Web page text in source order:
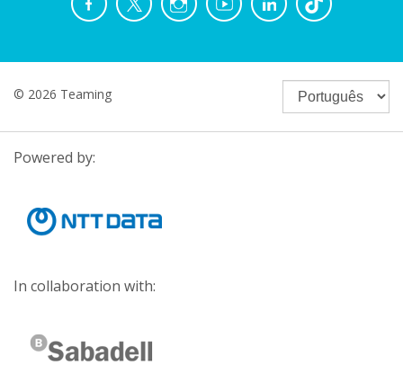
© 2026 Teaming
Powered by:
In collaboration with: